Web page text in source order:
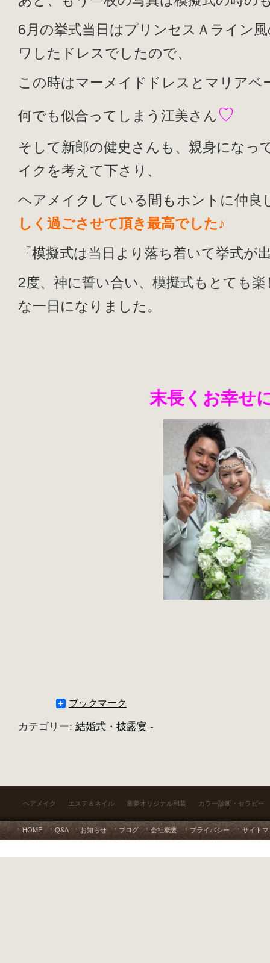
6月の挙式当日はプリンセスＡライン
ワしたドレスでしたので、
この時はマーメイドドレスとマリアベ
何でも似合ってしまう江美さん ♡
そして新郎の健史さんも、親身になっ
イクを考えて下さり、
ヘアメイクしている間もホントに仲良
しく過ごさせて頂き最高でした♪
『模擬式は当日より落ち着いて挙式が
2度、神に誓い合い、模擬式もとても
な一日になりました。
末長くお幸
ブックマーク
カテゴリー: 結婚式・披露宴 -
ヘアメイク エステ＆ネイル 童夢オリジナル和装 カラー診断・セラピー
HOME Q&A お知らせ ブログ 会社概要 プライバシー サイトマ